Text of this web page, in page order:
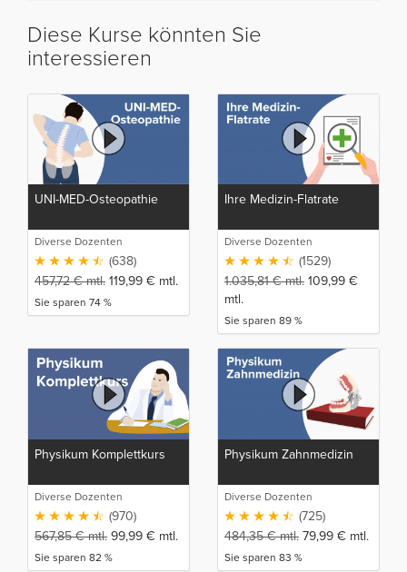
Diese Kurse könnten Sie
interessieren
UNI-MED-Osteopathie
Diverse Dozenten
(638)
457,72€mtl. 119,99 € mtl.
Sie sparen 74 %
Ihre Medizin-Flatrate
Diverse Dozenten
(1529)
1.035,81€mtl. 109,99 €
mtl.
Sie sparen 89 %
Physikum Komplettkurs
Diverse Dozenten
(970)
567,85€mtl. 99,99 € mtl.
Sie sparen 82 %
Physikum Zahnmedizin
Diverse Dozenten
(725)
484,35€mtl. 79,99 € mtl.
Sie sparen 83 %